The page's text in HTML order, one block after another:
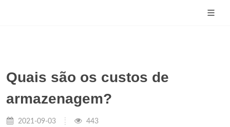
Quais são os custos de
armazenagem?
2021-09-03 443